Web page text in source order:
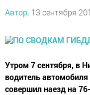
Автор, 13 сентября
Утром 7 сентября, в
водитель
совершил наезд на